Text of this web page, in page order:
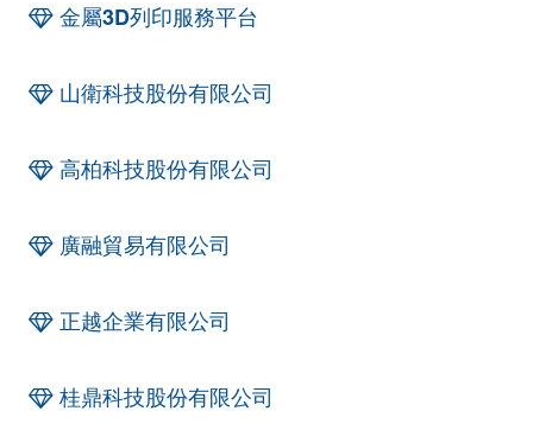
金屬3D列印服務平台
山衛科技股份有限公司
高柏科技股份有限公司
廣融貿易有限公司
正越企業有限公司
桂鼎科技股份有限公司